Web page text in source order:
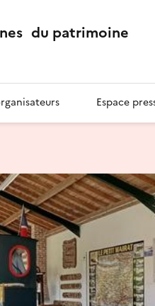
du patrimoine
Espace